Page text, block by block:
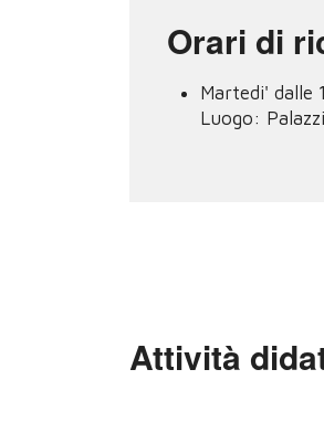
Orari di
Martedi' dalle
Luogo:
Attività